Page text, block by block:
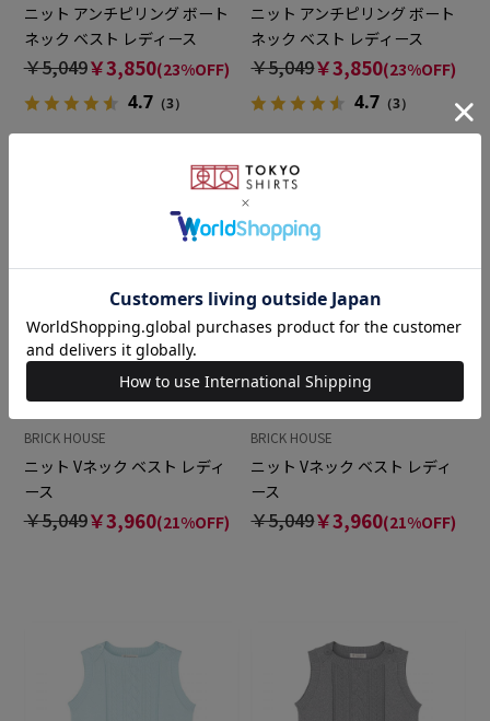
ニット アンチピリング ボート
ネック ベスト レディース
￥5,049￥3,850(23%OFF)
4.7（3）
ニット アンチピリング ボート
ネック ベスト レディース
￥5,049￥3,850(23%OFF)
4.7 （3）
BRICK HOUSE
ニット Vネック ベスト レディ
ース
￥5,049￥3,960(21%OFF)
BRICK HOUSE
ニット Vネック ベスト レディ
ース
￥5,049￥3,960(21%OFF)